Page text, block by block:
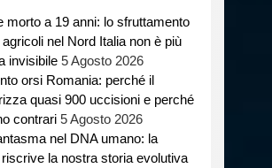
morto a 19 anni: lo sfruttamento
nel Nord Italia non è più
invisibile 5 Agosto 2026
orsi Romania: perché il
quasi 900 uccisioni e perché
contrari 5 Agosto 2026
nel DNA umano: la
la nostra storia evolutiva